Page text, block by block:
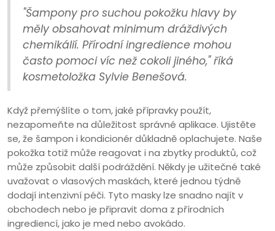
"Šampony pro suchou pokožku hlavy by
měly obsahovat minimum dráždivých
chemikálií. Přírodní ingredience mohou
často pomoci víc než cokoli jiného," říká
kosmetoložka Sylvie Benešová.
Když přemýšlíte o tom, jaké přípravky použít,
nezapomeňte na důležitost správné aplikace. Ujistěte
se, že šampon i kondicionér důkladně oplachujete. Naše
pokožka totiž může reagovat i na zbytky produktů, což
může způsobit další podráždění. Někdy je užitečné také
uvažovat o vlasových maskách, které jednou týdně
dodají intenzivní péči. Tyto masky lze snadno najít v
obchodech nebo je připravit doma z přírodních
ingrediencí, jako je med nebo avokádo.